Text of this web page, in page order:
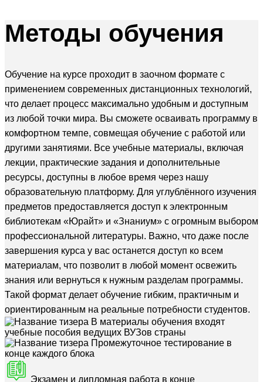
Методы обучения
Обучение на курсе проходит в заочном формате с
применением современных дистанционных технологий,
что делает процесс максимально удобным и доступным
из любой точки мира. Вы сможете осваивать программу в
комфортном темпе, совмещая обучение с работой или
другими занятиями. Все учебные материалы, включая
лекции, практические задания и дополнительные
ресурсы, доступны в любое время через нашу
образовательную платформу. Для углублённого изучения
предметов предоставляется доступ к электронным
библиотекам «Юрайт» и «Знаниум» с огромным выбором
профессиональной литературы. Важно, что даже после
завершения курса у вас останется доступ ко всем
материалам, что позволит в любой момент освежить
знания или вернуться к нужным разделам программы.
Такой формат делает обучение гибким, практичным и
ориентированным на реальные потребности студентов.
В материалы обучения входят
учебные пособия ведущих ВУЗов страны
Промежуточное тестирование в
конце каждого блока
Экзамен и дипломная работа в конце